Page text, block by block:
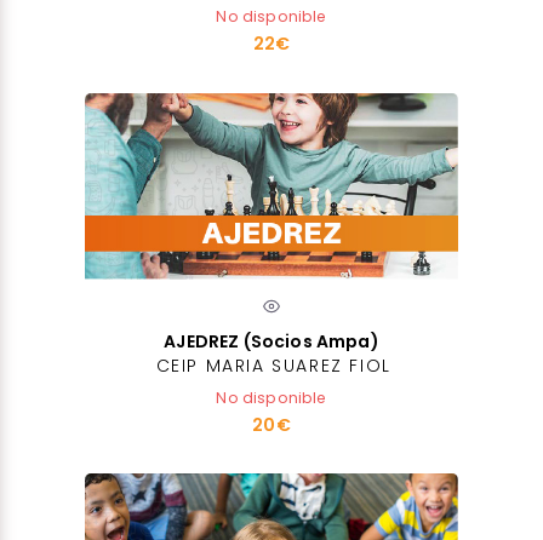
No disponible
22€
AJEDREZ (Socios Ampa)
CEIP MARIA SUAREZ FIOL
No disponible
20€